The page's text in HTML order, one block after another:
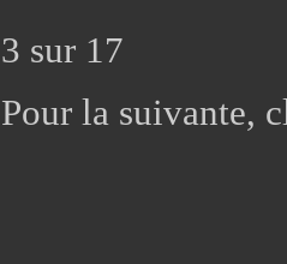
3 sur 17
Pour la suivante,